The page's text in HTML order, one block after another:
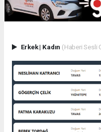
Erkek| Kadın (Haberi Sesli